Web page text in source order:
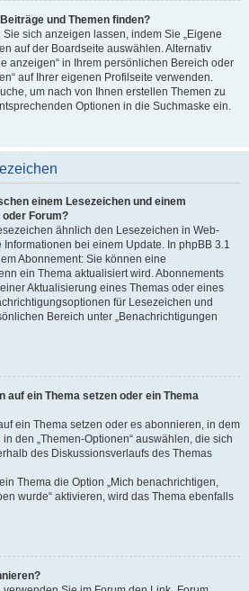
und Themen finden?
sich anzeigen lassen, indem Sie „Eigene
auf der Boardseite auswählen. Alternativ
anzeigen“ in Ihrem persönlichen Bereich oder
auf Ihrer eigenen Profilseite verwenden.
um nach von Ihnen erstellen Themen zu
Optionen in die Suchmaske ein.
einem Lesezeichen und einem
Forum?
ähnlich den Lesezeichen in Web-
bei einem Update. In phpBB 3.1
Abonnement: Sie können eine
ein Thema aktualisiert wird. Abonnements
Aktualisierung eines Themas oder eines
für Lesezeichen und
Bereich unter „Benachrichtigungen
auf ein Thema setzen oder ein Thema
ein Thema setzen oder es abonnieren, in dem
den „Themen-Optionen“ auswählen, die sich
des Diskussionsverlaufs des Themas
Thema die Option „Mich benachrichtigen,
wurde“ aktivieren, wird das Thema ebenfalls